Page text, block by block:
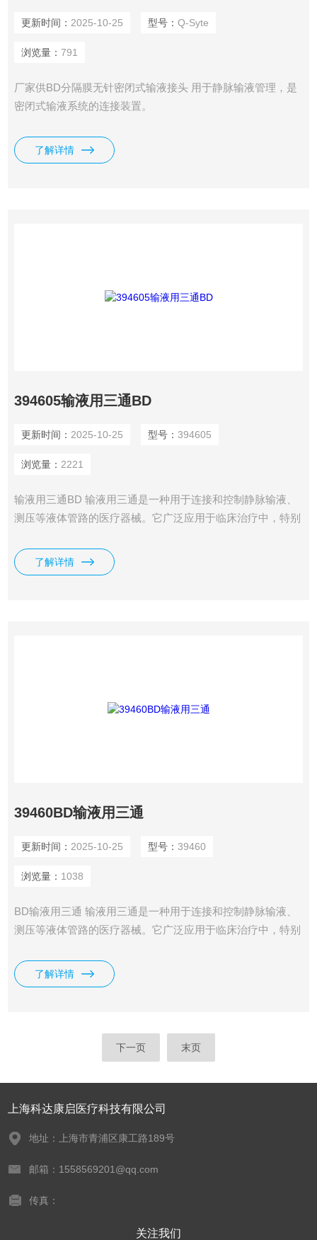
更新时间： 2025-10-25 型号： Q-Syte
浏览量： 791
厂家供BD分隔膜无针密闭式输液接头 用于静脉输液管理，是
密闭式输液系统的连接装置。
了解详情
394605输液用三通BD
更新时间： 2025-10-25 型号： 394605
浏览量： 2221
输液用三通BD 输液用三通是一种用于连接和控制静脉输液、
测压等液体管路的医疗器械。它广泛应用于临床治疗中，特别
了解详情
39460BD输液用三通
更新时间： 2025-10-25 型号： 39460
浏览量： 1038
BD输液用三通 输液用三通是一种用于连接和控制静脉输液、
测压等液体管路的医疗器械。它广泛应用于临床治疗中，特别
了解详情
下一页 末页
上海科达康启医疗科技有限公司
地址：上海市青浦区康工路189号
邮箱：1558569201@qq.com
传真：
关注我们